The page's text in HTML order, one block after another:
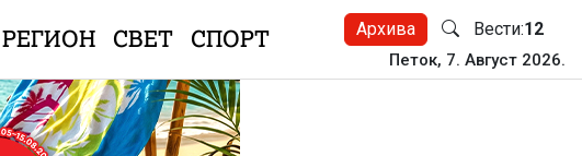
РЕГИОН СВЕТ СПОРТ Архива Вести:12
Петок, 7. Август 2026.